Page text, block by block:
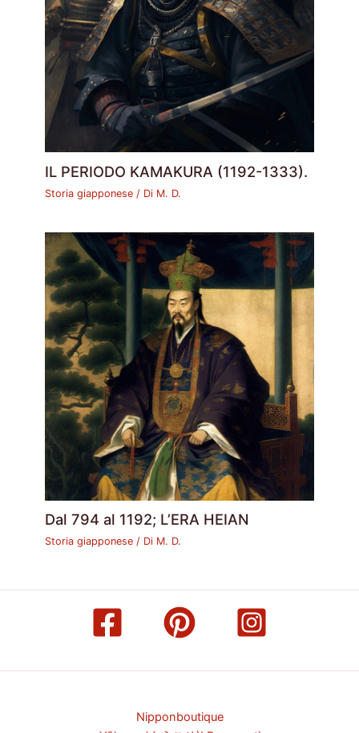
IL PERIODO KAMAKURA (1192-1333).
Storia giapponese / Di M. D.
Dal 794 al 1192; L’ERA HEIAN
Storia giapponese / Di M. D.
Nipponboutique